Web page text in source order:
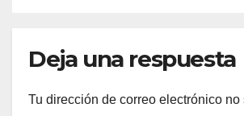
Deja una respuesta
Tu dirección de correo electrónico no